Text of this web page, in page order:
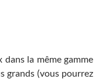
la même gamme
grands (vous pourrez